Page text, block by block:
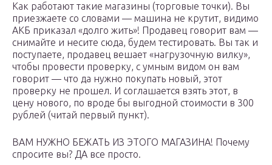
Как работают такие магазины (торговые точки). Вы
приезжаете со словами — машина не крутит, видимо
АКБ приказал «долго жить»! Продавец говорит вам —
снимайте и несите сюда, будем тестировать. Вы так и
поступаете, продавец вешает «нагрузочную вилку»,
чтобы провести проверку, с умным видом он вам
говорит — что да нужно покупать новый, этот
проверку не прошел. И соглашается взять этот, в
цену нового, по вроде бы выгодной стоимости в 300
рублей (читай первый пункт).
ВАМ НУЖНО БЕЖАТЬ ИЗ ЭТОГО МАГАЗИНА! Почему
спросите вы? ДА все просто.